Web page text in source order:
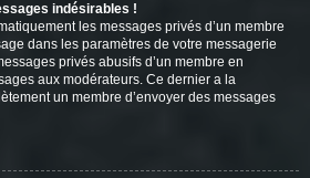
indésirables !
les messages privés d’un membre
dans les paramètres de votre messagerie
privés abusifs d’un membre en
aux modérateurs. Ce dernier a la
un membre d’envoyer des messages